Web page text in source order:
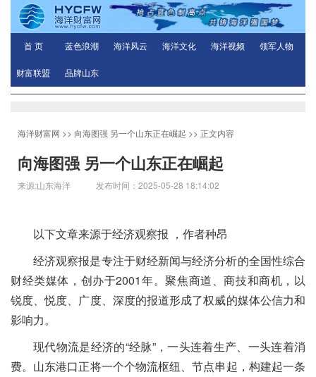
首 页 蓝色浪潮 海洋风云 海洋文化 海洋视频 领军人物
财富联盟 品牌山东
海洋财富网 >> 向海图强 另一个山东正在崛起 >> 正文内容
向海图强 另一个山东正在崛起
来源:山东海洋 发布时间：2025-05-28 18:14:02
以下文章来源于经济观察报 ，作者种昂
经济观察报是专注于财经新闻与经济分析的全国性综合
财经类媒体，创办于2001年。聚焦商道、商技和商机，以
锐度、悦度、广度、深度的报道形成了权威的媒体公信力和
影响力。
现代物流是经济的“经脉”，一头连着生产、一头连着消
费。山东港口正将一个个物流枢纽、节点串起，构建起一条